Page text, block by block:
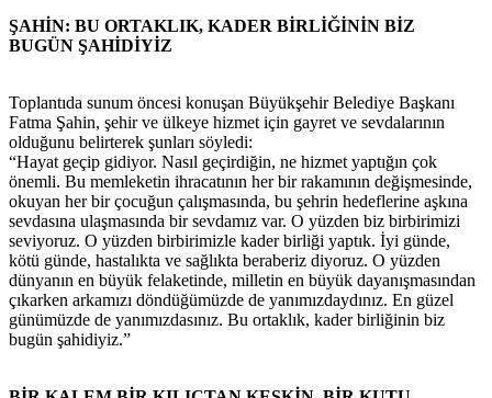
ŞAHİN: BU ORTAKLIK, KADER BİRLİĞİNİN BİZ
BUGÜN ŞAHİDİYİZ
Toplantıda sunum öncesi konuşan Büyükşehir Belediye Başkanı
Fatma Şahin, şehir ve ülkeye hizmet için gayret ve sevdalarının
olduğunu belirterek şunları söyledi:
“Hayat geçip gidiyor. Nasıl geçirdiğin, ne hizmet yaptığın çok
önemli. Bu memleketin ihracatının her bir rakamının değişmesinde,
okuyan her bir çocuğun çalışmasında, bu şehrin hedeflerine aşkına
sevdasına ulaşmasında bir sevdamız var. O yüzden biz birbirimizi
seviyoruz. O yüzden birbirimizle kader birliği yaptık. İyi günde,
kötü günde, hastalıkta ve sağlıkta beraberiz diyoruz. O yüzden
dünyanın en büyük felaketinde, milletin en büyük dayanışmasından
çıkarken arkamızı döndüğümüzde de yanımızdaydınız. En güzel
günümüzde de yanımızdasınız. Bu ortaklık, kader birliğinin biz
bugün şahidiyiz.”